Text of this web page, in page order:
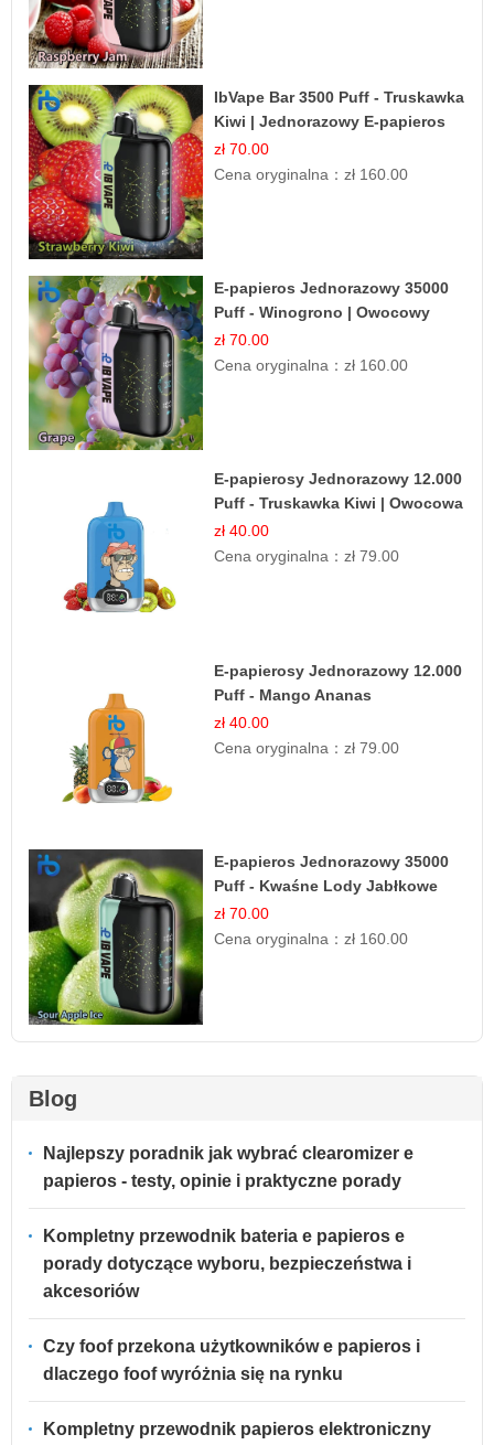
IbVape Bar 3500 Puff - Truskawka
Kiwi | Jednorazowy E-papieros
zł 70.00
Cena oryginalna：zł 160.00
E-papieros Jednorazowy 35000
Puff - Winogrono | Owocowy
Smak
zł 70.00
Cena oryginalna：zł 160.00
E-papierosy Jednorazowy 12.000
Puff - Truskawka Kiwi | Owocowa
Równowaga
zł 40.00
Cena oryginalna：zł 79.00
E-papierosy Jednorazowy 12.000
Puff - Mango Ananas
Brzoskwinia | Tropikalna
Mieszanka
zł 40.00
Cena oryginalna：zł 79.00
E-papieros Jednorazowy 35000
Puff - Kwaśne Lody Jabłkowe
zł 70.00
Cena oryginalna：zł 160.00
Blog
Najlepszy poradnik jak wybrać clearomizer e
papieros - testy, opinie i praktyczne porady
Kompletny przewodnik bateria e papieros e
porady dotyczące wyboru, bezpieczeństwa i
akcesoriów
Czy foof przekona użytkowników e papieros i
dlaczego foof wyróżnia się na rynku
Kompletny przewodnik papieros elektroniczny